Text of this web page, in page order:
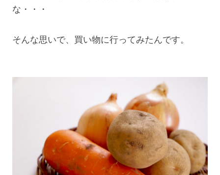
な・・・
そんな思いで、買い物に行ってみたんです。